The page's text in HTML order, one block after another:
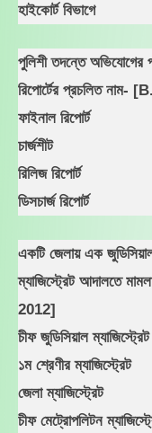
হাইকোর্ট বিভাগে
পুলিশী তদন্তে অভিযোগের
রিপোর্টের প্রচলিত
ফাইনাল রিপোর্ট
চার্জশীট
রিলিজ রিপোর্ট
ডিসচার্জ রিপোর্ট
একটি জেলায় এক
ম্যাজিস্ট্রেট আদালতে
2012]
চীফ জুডিসিয়াল ম্যাজিস্ট্রেট
১ম শ্রেণীর ম্যাজিস্ট্রেট
জেলা ম্যাজিস্ট্রেট
চীফ মেট্রোপলিটন